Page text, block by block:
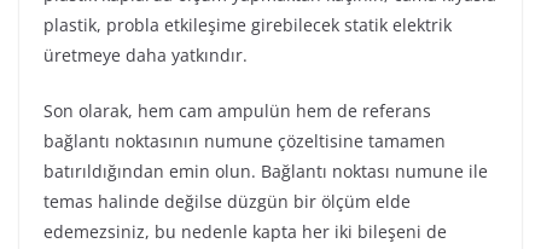
plastik, probla etkileşime girebilecek statik elektrik
üretmeye daha yatkındır.
Son olarak, hem cam ampulün hem de referans
bağlantı noktasının numune çözeltisine tamamen
batırıldığından emin olun. Bağlantı noktası numune ile
temas halinde değilse düzgün bir ölçüm elde
edemezsiniz, bu nedenle kapta her iki bileşeni de